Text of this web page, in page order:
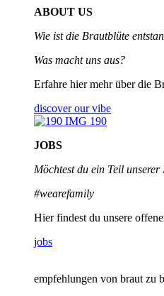
ABOUT US
Wie ist die Brautblüte
Was macht uns aus?
Erfahre hier mehr über die
discover our vibe
JOBS
Möchtest du ein Teil unserer
#wearefamily
Hier findest du unsere
jobs
empfehlungen von braut zu